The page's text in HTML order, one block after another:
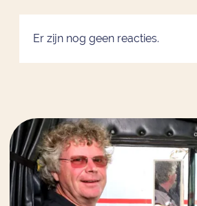
Er zijn nog geen reacties.